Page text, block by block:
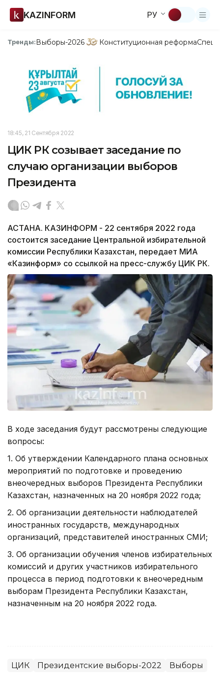
KAZINFORM РУ
Тренды:Выборы-2026 Конституционная реформа
18:45, 21 Сентября 2022
ЦИК РК созывает заседание по
случаю организации выборов
Президента
АСТАНА. КАЗИНФОРМ - 22 сентября 2022 года
состоится заседание Центральной избирательной
комиссии Республики Казахстан, передает МИА
«Казинформ» со ссылкой на пресс-службу ЦИК РК.
В ходе заседания будут рассмотрены следующие
вопросы:
1. Об утверждении Календарного плана основных
мероприятий по подготовке и проведению
внеочередных выборов Президента Республики
Казахстан, назначенных на 20 ноября 2022 года;
2. Об организации деятельности наблюдателей
иностранных государств, международных
организаций, представителей иностранных СМИ;
3. Об организации обучения членов избирательных
комиссий и других участников избирательного
процесса в период подготовки к внеочередным
выборам Президента Республики Казахстан,
назначенным на 20 ноября 2022 года.
ЦИК Президентские выборы-2022 Выборы